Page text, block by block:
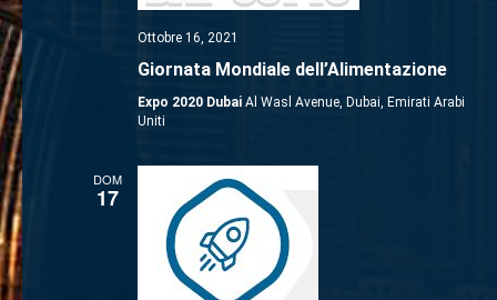
Ottobre 16, 2021
Giornata Mondiale dell’Alimentazione
Expo 2020 Dubai Al Wasl Avenue, Dubai, Emirati Arabi
Uniti
DOM
17